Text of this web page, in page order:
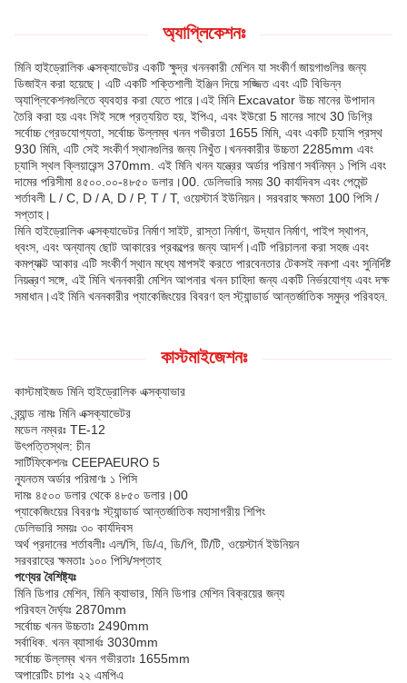
অ্যাপ্লিকেশনঃ
মিনি হাইড্রোলিক এক্সক্যাভেটর একটি ক্ষুদ্র খননকারী মেশিন যা সংকীর্ণ জায়গাগুলির জন্য
ডিজাইন করা হয়েছে। এটি একটি শক্তিশালী ইঞ্জিন দিয়ে সজ্জিত এবং এটি বিভিন্ন
অ্যাপ্লিকেশনগুলিতে ব্যবহার করা যেতে পারে।এই মিনি Excavator উচ্চ মানের উপাদান
তৈরি করা হয় এবং সিই সঙ্গে প্রত্যয়িত হয়, ইপিএ, এবং ইউরো 5 মানের সাথে 30 ডিগ্রি
সর্বোচ্চ গ্রেডযোগ্যতা, সর্বোচ্চ উল্লম্ব খনন গভীরতা 1655 মিমি, এবং একটি চ্যাসি প্রস্থ
930 মিমি, এটি সেই সংকীর্ণ স্থানগুলির জন্য নিখুঁত।খননকারীর উচ্চতা 2285mm এবং
চ্যাসি স্থল ক্লিয়ারেন্স 370mm. এই মিনি খনন যন্ত্রের অর্ডার পরিমাণ সর্বনিম্ন ১ পিসি এবং
দামের পরিসীমা ৪৫০০.০০-৪৮৫০ ডলার।00. ডেলিভারি সময় 30 কার্যদিবস এবং পেমেন্ট
শর্তাবলী L / C, D / A, D / P, T / T, ওয়েস্টার্ন ইউনিয়ন। সরবরাহ ক্ষমতা 100 পিসি /
সপ্তাহ।
মিনি হাইড্রোলিক এক্সক্যাভেটর নির্মাণ সাইট, রাস্তা নির্মাণ, উদ্যান নির্মাণ, পাইপ স্থাপন,
ধ্বংস, এবং অন্যান্য ছোট আকারের প্রকল্পের জন্য আদর্শ।এটি পরিচালনা করা সহজ এবং
কমপ্যাক্ট আকার এটি সংকীর্ণ স্থান মধ্যে মাপসই করতে পারবেনতার টেকসই নকশা এবং সুনির্দিষ্ট
নিয়ন্ত্রণ সঙ্গে, এই মিনি খননকারী মেশিন আপনার খনন চাহিদা জন্য একটি নির্ভরযোগ্য এবং দক্ষ
সমাধান।এই মিনি খননকারীর প্যাকেজিংয়ের বিবরণ হল স্ট্যান্ডার্ড আন্তর্জাতিক সমুদ্র পরিবহন.
কাস্টমাইজেশনঃ
কাস্টমাইজড মিনি হাইড্রোলিক এক্সক্যাভার
ব্র্যান্ড নামঃ মিনি এক্সক্যাভেটর
মডেল নম্বরঃ TE-12
উৎপত্তিস্থল: চীন
সার্টিফিকেশনঃ CEEPAEURO 5
ন্যূনতম অর্ডার পরিমাণঃ ১ পিসি
দামঃ ৪৫০০ ডলার থেকে ৪৮৫০ ডলার।00
প্যাকেজিংয়ের বিবরণঃ স্ট্যান্ডার্ড আন্তর্জাতিক মহাসাগরীয় শিপিং
ডেলিভারি সময়ঃ ৩০ কার্যদিবস
অর্থ প্রদানের শর্তাবলীঃ এল/সি, ডি/এ, ডি/পি, টি/টি, ওয়েস্টার্ন ইউনিয়ন
সরবরাহের ক্ষমতাঃ ১০০ পিসি/সপ্তাহ
পণ্যের বৈশিষ্ট্যঃ
মিনি ডিগার মেশিন, মিনি ক্যাভার, মিনি ডিগার মেশিন বিক্রয়ের জন্য
পরিবহন দৈর্ঘ্যঃ 2870mm
সর্বোচ্চ খনন উচ্চতাঃ 2490mm
সর্বাধিক. খনন ব্যাসার্ধঃ 3030mm
সর্বোচ্চ উল্লম্ব খনন গভীরতাঃ 1655mm
অপারেটিং চাপঃ ২২ এমপিএ